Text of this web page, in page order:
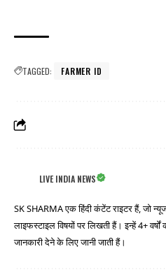
TAGGED: FARMER ID
LIVE INDIA NEWS
SK SHARMA एक हिंदी कंटेंट राइटर हैं, जो
लाइफस्टाइल विषयों पर लिखती हैं। इन्हें 4+
जानकारी देने के लिए जानी जाती हैं।